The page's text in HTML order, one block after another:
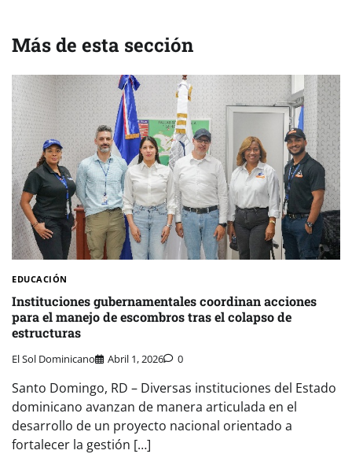
Más de esta sección
EDUCACIÓN
Instituciones gubernamentales coordinan acciones
para el manejo de escombros tras el colapso de
estructuras
El Sol Dominicano Abril 1, 2026 0
Santo Domingo, RD – Diversas instituciones del Estado
dominicano avanzan de manera articulada en el
desarrollo de un proyecto nacional orientado a
fortalecer la gestión […]